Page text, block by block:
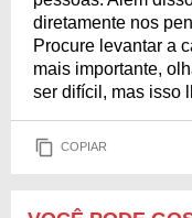
diretamente nos
Procure levantar a
mais importante,
ser difícil, mas isso
COPIAR